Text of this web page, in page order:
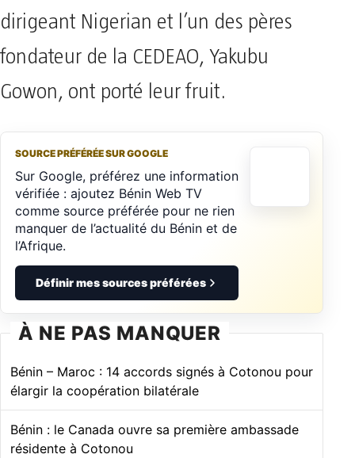
dirigeant Nigerian et l’un des pères
fondateur de la CEDEAO, Yakubu
Gowon, ont porté leur fruit.
SOURCE PRÉFÉRÉE SUR GOOGLE
Sur Google, préférez une information
vérifiée : ajoutez Bénin Web TV
comme source préférée pour ne rien
manquer de l’actualité du Bénin et de
l’Afrique.
Définir mes sources préférées
À NE PAS MANQUER
Bénin – Maroc : 14 accords signés à Cotonou pour
élargir la coopération bilatérale
Bénin : le Canada ouvre sa première ambassade
résidente à Cotonou